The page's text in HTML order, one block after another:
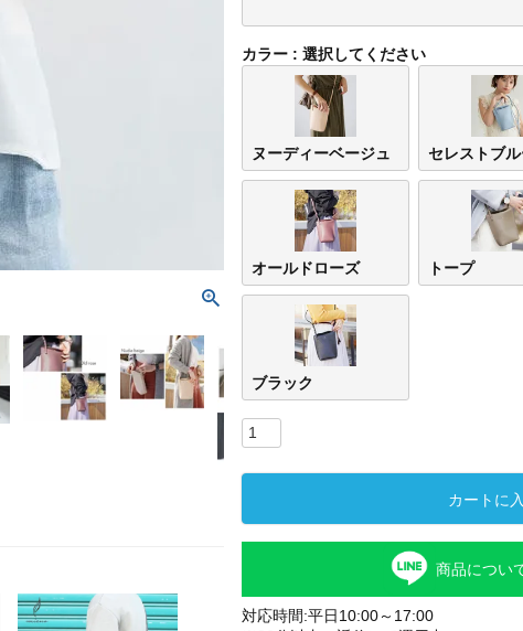
カラー 選択してください
ヌーディーベージュ セレストブ
オールドローズ トープ
ブラック
カートに
商品につい
対応時間:平日10:00～17:00